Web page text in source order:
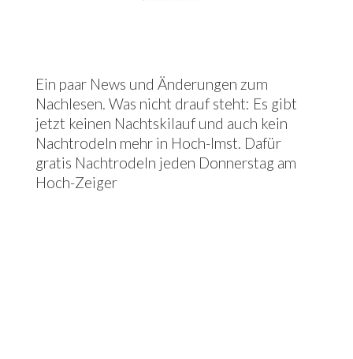
Ein paar News und Änderungen zum
Nachlesen. Was nicht drauf steht: Es gibt
jetzt keinen Nachtskilauf und auch kein
Nachtrodeln mehr in Hoch-Imst. Dafür
gratis Nachtrodeln jeden Donnerstag am
Hoch-Zeiger